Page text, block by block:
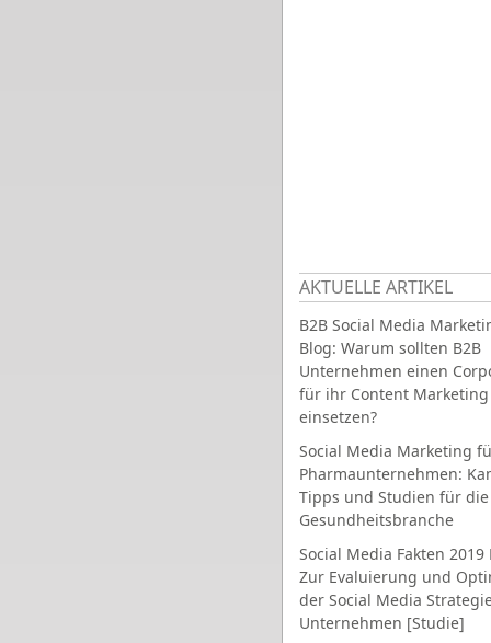
AKTUELLE ARTIKEL
B2B Social Media
Blog: Warum sollten B2B
Unternehmen einen
für ihr Content Marketing
einsetzen?
Social Media Marketing
Pharmaunternehmen:
Tipps und Studien für die
Gesundheitsbranche
Social Media Fakten 2019
Zur Evaluierung und
der Social Media
Unternehmen [Studie]